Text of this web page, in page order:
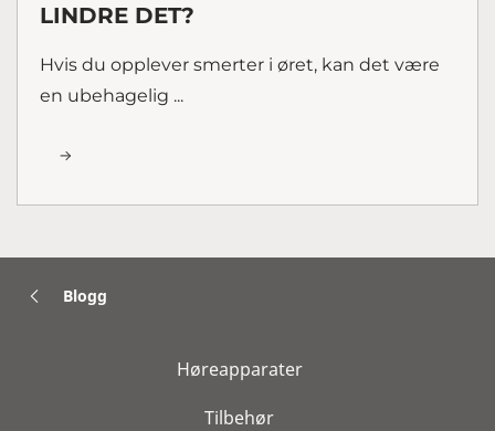
LINDRE DET?
Hvis du opplever smerter i øret, kan det være
en ubehagelig ...
Blogg
Høreapparater
Tilbehør